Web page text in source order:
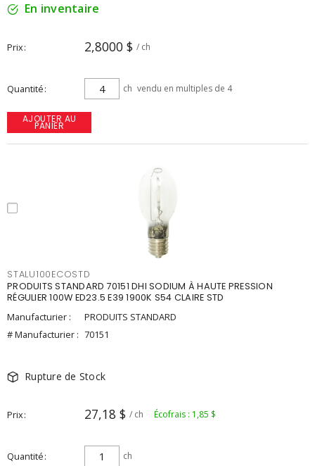
En inventaire
Prix 2,8000 $ / ch
Quantité ch vendu en multiples de 4
AJOUTER AU
PANIER
STALU100ECOSTD
PRODUITS STANDARD 70151 DHI SODIUM À HAUTE PRESSION
RÉGULIER 100W ED23.5 E39 1900K S54 CLAIRE STD
Manufacturier :
PRODUITS STANDARD
# Manufacturier : 70151
Rupture de Stock
Prix 27,18 $ / ch Écofrais : 1,85 $
Quantité ch